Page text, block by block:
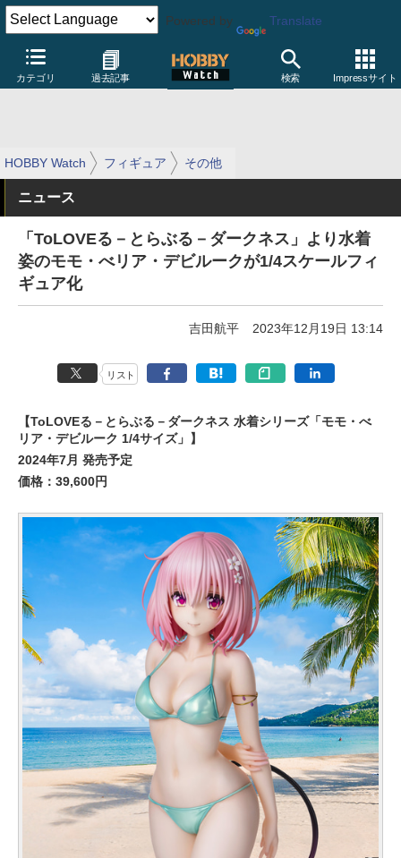
Powered by Translate
カテゴリ 過去記事 検索 Impressサイト
HOBBY Watch フィギュア その他
ニュース
「ToLOVEる－とらぶる－ダークネス」より水着
姿のモモ・べリア・デビルークが1/4スケールフィ
ギュア化
吉田航平 2023年12月19日 13:14
リスト
【ToLOVEる－とらぶる－ダークネス 水着シリーズ「モモ・べ
リア・デビルーク 1/4サイズ」】
2024年7月 発売予定
価格：39,600円